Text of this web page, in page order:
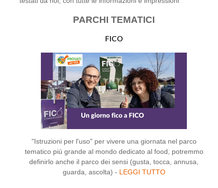
PARCHI TEMATICI
FICO
"Istruzioni per l'uso" per vivere una giornata nel parco
tematico più grande al mondo dedicato al food, potremmo
definirlo anche il parco dei sensi (gusta, tocca, annusa,
guarda, ascolta) - LEGGI TUTTO